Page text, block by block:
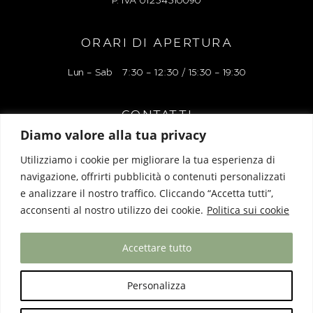
Diamo valore alla tua privacy
Utilizziamo i cookie per migliorare la tua esperienza di
navigazione, offrirti pubblicità o contenuti personalizzati
e analizzare il nostro traffico. Cliccando “Accetta tutti”,
acconsenti al nostro utilizzo dei cookie. Politica sui cookie
Personalizza
Accettare tutto
ORARI DI APERTURA
Lun – Sab 7:30 – 12:30 / 15:30 – 19:30
CONTATTI
Via Alessandro Manzoni 38r, 17100 Savona
Tel: 019 827248
Mail: liguriaboutiquelacartoleria@gmail.com
Privacy Policy |Cookie Policy